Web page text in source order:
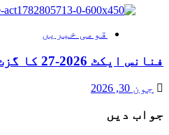
قومی خبریں
فنانس ایکٹ 2026-27 کا گزٹ نوٹیفکیشن جاری
جون 30, 2026
جواب دیں